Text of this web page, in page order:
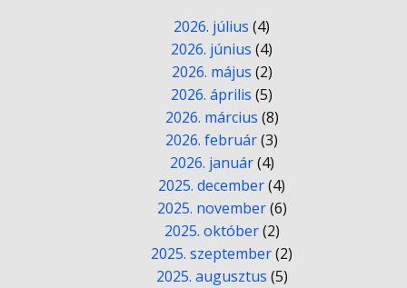
2026. július (4)
2026. június (4)
2026. május (2)
2026. április (5)
2026. március (8)
2026. február(3)
2026. január(4)
2025. december(4)
2025. november(6)
2025. október(2)
2025. szeptember(2)
2025. augusztus (5)